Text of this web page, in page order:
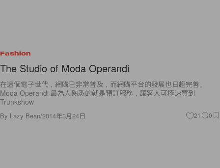
Fashion
The Studio of Moda Operandi
在這個電子世代，網購已非常普及，而網購平台的發展也日趨完善。
Moda Operandi 最為人熟悉的就是預訂服務，讓客人可極速買到
Trunkshow
By Lazy Bean/2014年3月24日 21 0